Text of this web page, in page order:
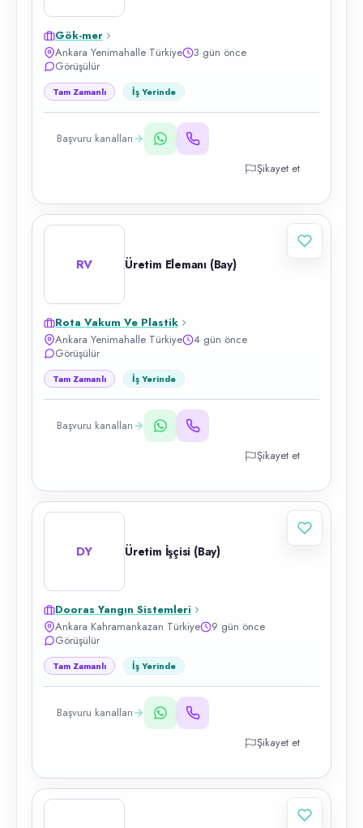
Gök-mer
Ankara Yenimahalle Türkiye
3 gün önce
Görüşülür
Tam Zamanlı İş Yerinde
Başvuru kanalları
Şikayet et
RV Üretim Elemanı (Bay)
Rota Vakum Ve Plastik
Ankara Yenimahalle Türkiye
4 gün önce
Görüşülür
Tam Zamanlı İş Yerinde
Başvuru kanalları
Şikayet et
DY Üretim İşçisi (Bay)
Dooras Yangın Sistemleri
Ankara Kahramankazan Türkiye
9 gün önce
Görüşülür
Tam Zamanlı İş Yerinde
Başvuru kanalları
Şikayet et